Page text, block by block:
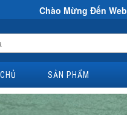
Đến Website Đại Hùng Co
SẢN PHẨM